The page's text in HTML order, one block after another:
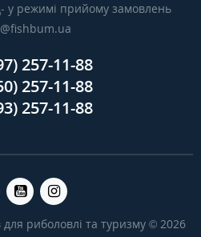
у режимі прийому замовлень
257-11-88
257-11-88
257-11-88
для риболовлі та туризму © 2026